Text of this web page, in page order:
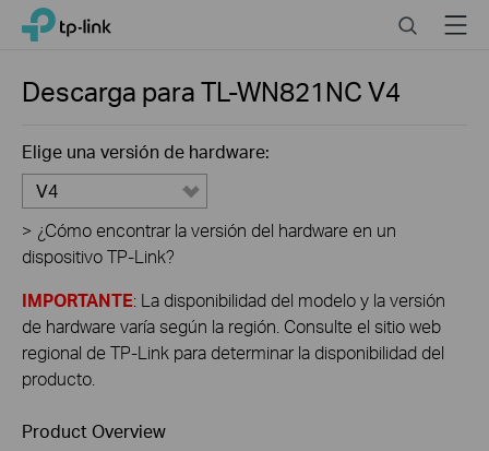
Click
navigation
TP-Link, Reliably Smart SearchMenu
Descarga paraTL-WN821NCV4
Elige una versión de hardware:
V4
> ¿Cómo encontrar la versión del hardware en un
dispositivo TP-Link?
IMPORTANTE: La disponibilidad del modelo y la versión
de hardware varía según la región. Consulte el sitio web
regional de TP-Link para determinar la disponibilidad del
producto.
Product Overview